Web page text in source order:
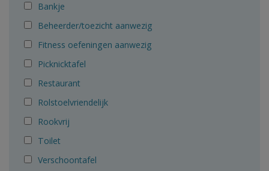
Bankje
Beheerder/toezicht aanwezig
Fitness oefeningen aanwezig
Picknicktafel
Restaurant
Rolstoelvriendelijk
Rookvrij
Toilet
Verschoontafel